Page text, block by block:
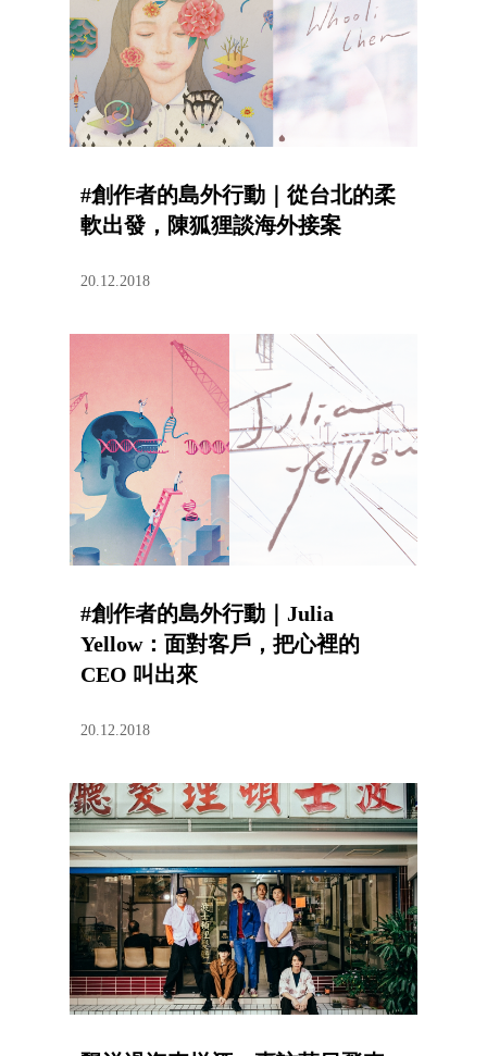
#創作者的島外行動｜從台北的柔
軟出發，陳狐狸談海外接案
20.12.2018
#創作者的島外行動｜Julia
Yellow：面對客戶，把心裡的
CEO 叫出來
20.12.2018